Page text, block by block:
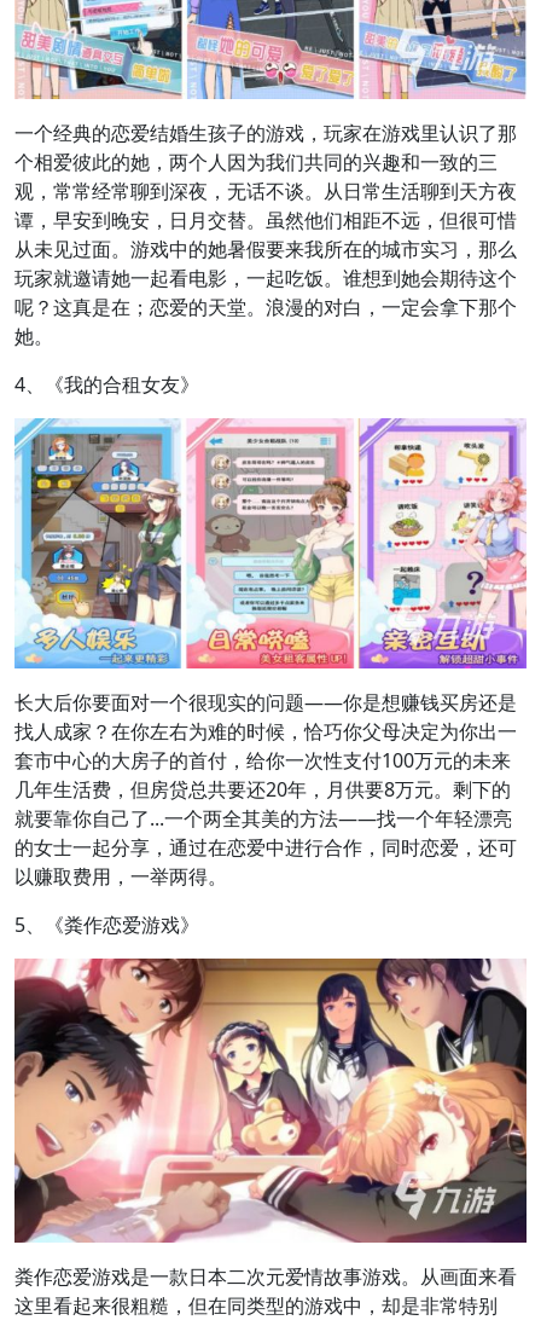
一个经典的恋爱结婚生孩子的游戏，玩家在游戏里认识了那
个相爱彼此的她，两个人因为我们共同的兴趣和一致的三
观，常常经常聊到深夜，无话不谈。从日常生活聊到天方夜
谭，早安到晚安，日月交替。虽然他们相距不远，但很可惜
从未见过面。游戏中的她暑假要来我所在的城市实习，那么
玩家就邀请她一起看电影，一起吃饭。谁想到她会期待这个
呢？这真是在；恋爱的天堂。浪漫的对白，一定会拿下那个
她。
4、《我的合租女友》
长大后你要面对一个很现实的问题——你是想赚钱买房还是
找人成家？在你左右为难的时候，恰巧你父母决定为你出一
套市中心的大房子的首付，给你一次性支付100万元的未来
几年生活费，但房贷总共要还20年，月供要8万元。剩下的
就要靠你自己了...一个两全其美的方法——找一个年轻漂亮
的女士一起分享，通过在恋爱中进行合作，同时恋爱，还可
以赚取费用，一举两得。
5、《粪作恋爱游戏》
粪作恋爱游戏是一款日本二次元爱情故事游戏。从画面来看
这里看起来很粗糙，但在同类型的游戏中，却是非常特别